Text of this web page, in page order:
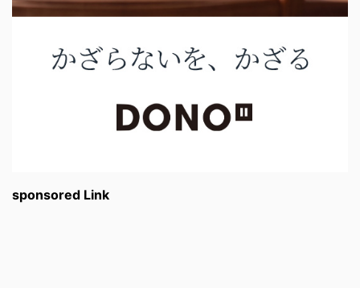
sponsored Link